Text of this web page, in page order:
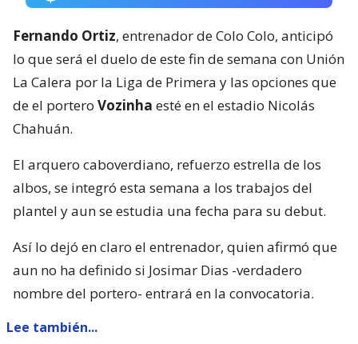
Fernando Ortiz, entrenador de Colo Colo, anticipó
lo que será el duelo de este fin de semana con Unión
La Calera por la Liga de Primera y las opciones que
de el portero Vozinha esté en el estadio Nicolás
Chahuán.
El arquero caboverdiano, refuerzo estrella de los
albos, se integró esta semana a los trabajos del
plantel y aun se estudia una fecha para su debut.
Así lo dejó en claro el entrenador, quien afirmó que
aun no ha definido si Josimar Dias -verdadero
nombre del portero- entrará en la convocatoria.
Lee también...